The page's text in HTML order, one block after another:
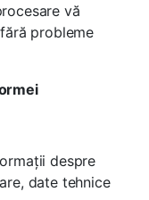
vă
probleme
despre
date tehnice